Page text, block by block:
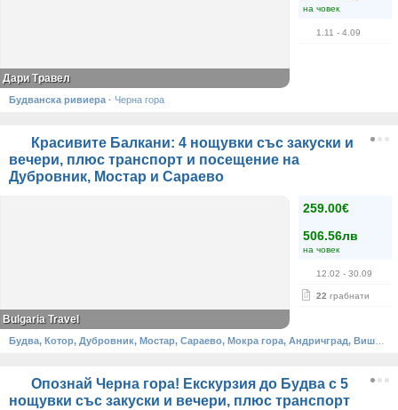
на човек
1.11 - 4.09
Дари Травел
Будванска ривиера · Черна гора
Красивите Балкани: 4 нощувки със закуски и
вечери, плюс транспорт и посещение на
Дубровник, Мостар и Сараево
259.00€
506.56лв
на човек
12.02 - 30.09
22 грабнати
Bulgaria Travel
Опознай Черна гора! Екскурзия до Будва с 5
нощувки със закуски и вечери, плюс транспорт